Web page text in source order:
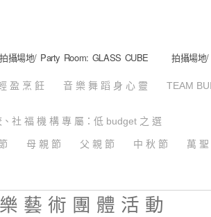
拍攝場地/ Party Room: GLASS CUBE 拍攝場地
盈 烹 飪 音 樂 舞 蹈 身 心 靈 TEAM
、社 福 機 構 專 屬：低 budget 之 選
母 親 節 父 親 節 中 秋 節 萬 聖
藝 術 團 體 活 動